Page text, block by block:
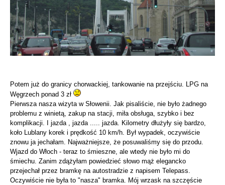
Potem już do granicy chorwackiej, tankowanie na przejściu. LPG na
Węgrzech ponad 3 zł
Pierwsza nasza wizyta w Słowenii. Jak pisaliście, nie było żadnego
problemu z winietą, zakup na stacji, miła obsługa, szybko i bez
komplikacji. I jazda , jazda ..... jazda. Kilometry dłużyły się bardzo,
koło Lublany korek i prędkość 10 km/h. Był wypadek, oczywiście
znowu ja jechałam. Najważniejsze, że posuwaliśmy się do przodu.
Wjazd do Włoch - teraz to śmieszne, ale wtedy nie było mi do
śmiechu. Zanim zdążyłam powiedzieć słowo mąż elegancko
przejechał przez bramkę na autostradzie z napisem Telepass.
Oczywiście nie była to "nasza" bramka. Mój wrzask na szczęście